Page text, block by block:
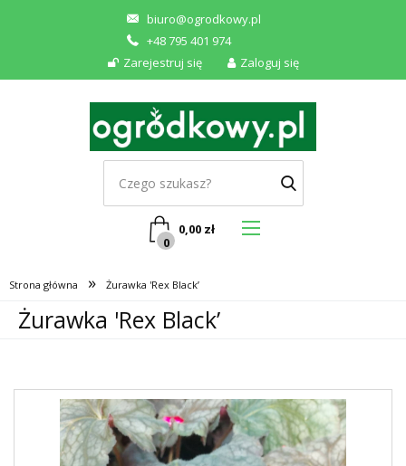
biuro@ogrodkowy.pl
+48 795 401 974
Zarejestruj się
Zaloguj się
0
0,00 zł
Strona główna » Żurawka 'Rex Black’
Żurawka 'Rex Black’